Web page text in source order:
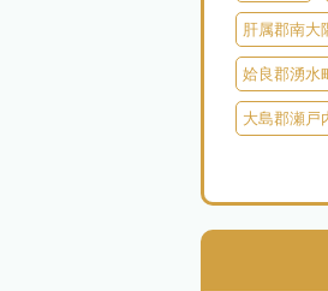
肝属郡南大
姶良郡湧水
大島郡瀬戸